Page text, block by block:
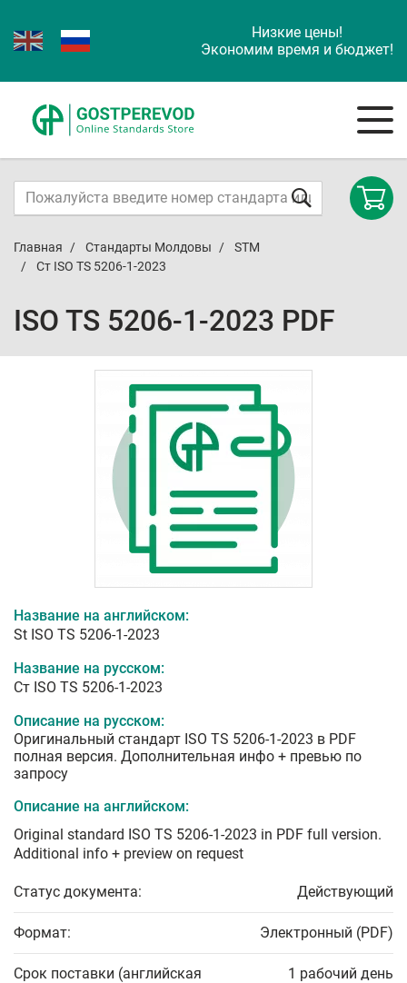
Низкие цены!
Экономим время и бюджет!
Главная Стандарты Молдовы
STM
Ст ISO TS 5206-1-2023
ISO TS 5206-1-2023 PDF
Название на английском:
St ISO TS 5206-1-2023
Название на русском:
Ст ISO TS 5206-1-2023
Описание на русском:
Оригинальный стандарт ISO TS 5206-1-2023 в PDF
полная версия. Дополнительная инфо + превью по
запросу
Описание на английском:
Original standard ISO TS 5206-1-2023 in PDF full version.
Additional info + preview on request
Статус документа: Действующий
Формат: Электронный (PDF)
Срок поставки (английская
1 рабочий день